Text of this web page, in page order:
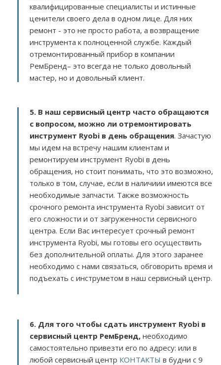
квалифицированные специалисты и истинные
ценители своего дела в одном лице. Для них
ремонт - это не просто работа, а возвращение
инструмента к полноценной службе. Каждый
отремонтированный прибор в компании
РемБренд– это всегда не только довольный
мастер, но и довольный клиент.
5. В наш сервисный центр часто обращаются
с вопросом, можно ли отремонтировать
инструмент Ryobi в день обращения. Зачастую
мы идем на встречу нашим клиентам и
ремонтируем инструмент Ryobi в день
обращения, но стоит понимать, что это возможно,
только в том, случае, если в наличиии имеются все
необходимые запчасти. Также возможность
срочного ремонта инструмента Ryobi зависит от
его сложности и от загруженности сервисного
центра. Если Вас интересует срочный ремонт
инструмента Ryobi, мы готовы его осуществить
без дополнительной оплаты. Для этого заранее
необходимо с нами связаться, обговорить время и
подъехать с инструметом в наш сервисный центр.
6. Для того чтобы сдать инструмент Ryobi в
сервисный центр РемБренд, необходимо
самостоятельно привезти его по адресу: или в
любой сервисный центр КОНТАКТЫ в будни с 9